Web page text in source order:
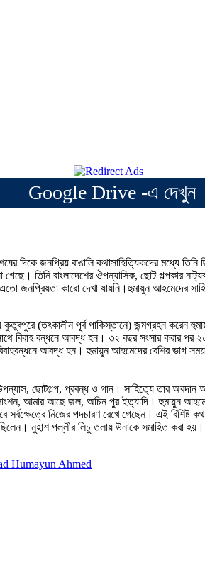
Google Drive -এ দেখুন
দিকে জনপ্রিয় বাঙালি কথাসাহিত্যিকদের মধ্যে
তিনি বাংলাদেশের ঔপন্যাসিক, ছোট গল্পকার
জনপ্রিয়তা কারো দেখা যায়নি।হুমায়ুন আহমেদের
(তৎকালীন পূর্ব পাকিস্তানে) জন্মগ্রহন করেন
বিবাহ বন্ধনে আবদ্ধ হন। ৩২ বছর সংসার করার
আবদ্ধ হন। হুমায়ুন আহমেদের বেশির ভাগ সময়
ছোটগল্প, প্রবন্ধ ও গান। সাহিত্যে তার অবদান
আমার আছে জল, অচিন পুর ইত্যাদি। হুমায়ুন
নিজের পদচারণ রেখে গেছেন। এই বিশিষ্ট
নুহাশ পল্লীর লিচু তলায় উনাকে সমাহিত করা হয়।
Humayun Ahmed